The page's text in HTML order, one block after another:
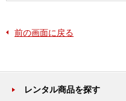
前の画面に戻る
レンタル商品を探す